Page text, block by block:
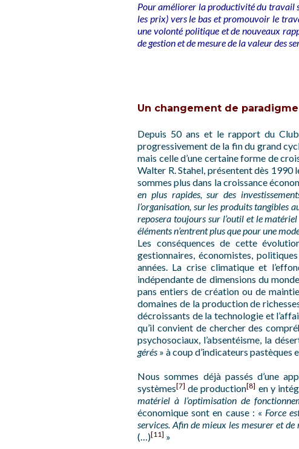
Pour améliorer la productivité du travail
les prix) vers le bas et promouvoir le
une volonté politique et de nouveaux
de gestion et de mesure de la valeur des
Un changement de
Depuis 50 ans et le rapport du
progressivement de la fin du grand
mais celle d’une certaine forme de
Walter R. Stahel, présentent dès 1990
sommes plus dans la croissance
en plus rapides, sur des
l’organisation, sur les produits tangibles
reposera toujours sur l’outil et le
éléments n’entrent plus que pour une
Les conséquences de cette
gestionnaires, économistes,
années. La crise climatique et
indépendante de dimensions du
pans entiers de création ou de
domaines de la production de
décroissants de la technologie et
qu’il convient de chercher des
psychosociaux, l’absentéisme, la
gérés » à coup d’indicateurs pastèques
Nous sommes déjà passés d’une
systèmes[7] de production[8] en y
matériel à l’optimisation de
économique sont en cause : « Force
services. Afin de mieux les mesurer et
(…)[11] »